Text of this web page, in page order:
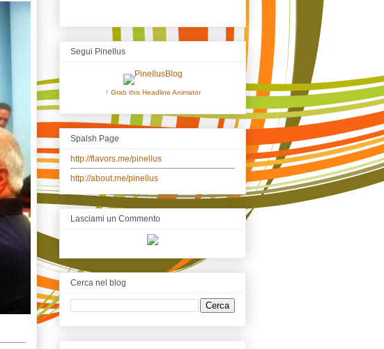
Segui Pinellus
↑ Grab this Headline Animator
Spalsh Page
http://flavors.me/pinellus
http://about.me/pinellus
Lasciami un Commento
Cerca nel blog